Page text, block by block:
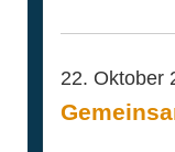
22. Oktober